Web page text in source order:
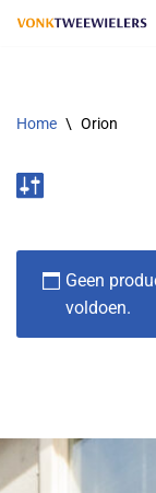
de
Home \ Orion
Geen
voldoen.